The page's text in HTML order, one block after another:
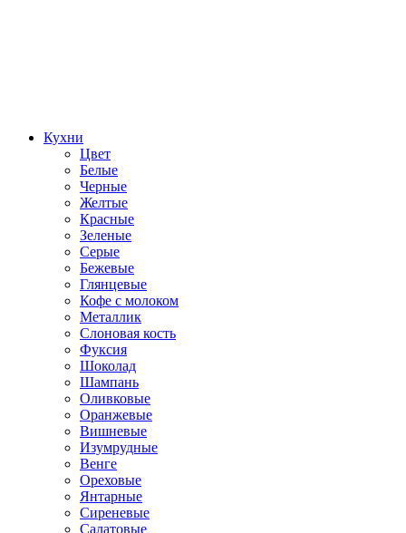
Кухни
Цвет
Белые
Черные
Желтые
Красные
Зеленые
Серые
Бежевые
Глянцевые
Кофе с молоком
Металлик
Слоновая кость
Фуксия
Шоколад
Шампань
Оливковые
Оранжевые
Вишневые
Изумрудные
Венге
Ореховые
Янтарные
Сиреневые
Салатовые